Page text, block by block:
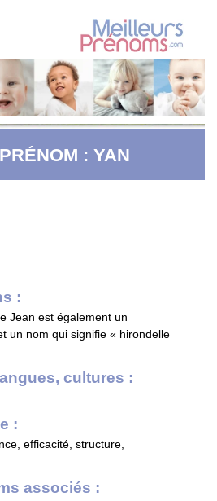
: YAN
:
Jean est également un
un nom qui signifie « hirondelle
cultures :
:
efficacité, structure,
associés :